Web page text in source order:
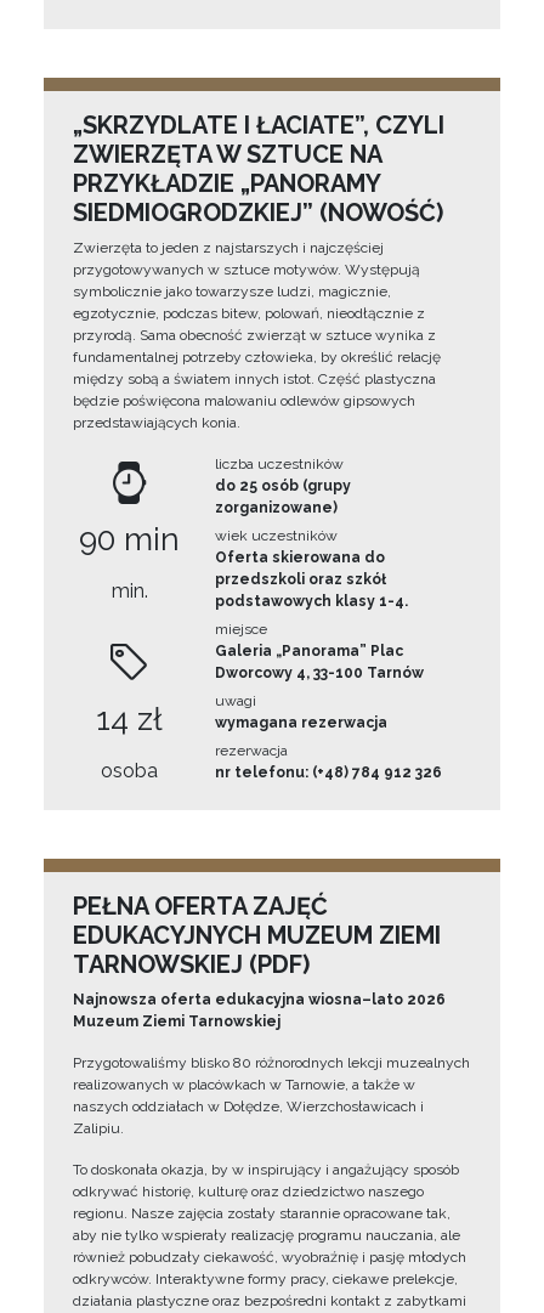
„SKRZYDLATE I ŁACIATE”, CZYLI
ZWIERZĘTA W SZTUCE NA
PRZYKŁADZIE „PANORAMY
SIEDMIOGRODZKIEJ” (NOWOŚĆ)
Zwierzęta to jeden z najstarszych i najczęściej
przygotowywanych w sztuce motywów. Występują
symbolicznie jako towarzysze ludzi, magicznie,
egzotycznie, podczas bitew, polowań, nieodłącznie z
przyrodą. Sama obecność zwierząt w sztuce wynika z
fundamentalnej potrzeby człowieka, by określić relację
między sobą a światem innych istot. Część plastyczna
będzie poświęcona malowaniu odlewów gipsowych
przedstawiających konia.
90 min
min.
14 zł
osoba
liczba uczestników
do 25 osób (grupy
zorganizowane)
wiek uczestników
Oferta skierowana do
przedszkoli oraz szkół
podstawowych klasy 1-4.
miejsce
Galeria „Panorama” Plac
Dworcowy 4, 33-100 Tarnów
uwagi
wymagana rezerwacja
rezerwacja
nr telefonu: (+48) 784 912 326
PEŁNA OFERTA ZAJĘĆ
EDUKACYJNYCH MUZEUM ZIEMI
TARNOWSKIEJ (PDF)
Najnowsza oferta edukacyjna wiosna–lato 2026
Muzeum Ziemi Tarnowskiej
Przygotowaliśmy blisko 80 różnorodnych lekcji muzealnych
realizowanych w placówkach w Tarnowie, a także w
naszych oddziałach w Dołędze, Wierzchosławicach i
Zalipiu.
To doskonała okazja, by w inspirujący i angażujący sposób
odkrywać historię, kulturę oraz dziedzictwo naszego
regionu. Nasze zajęcia zostały starannie opracowane tak,
aby nie tylko wspierały realizację programu nauczania, ale
również pobudzały ciekawość, wyobraźnię i pasję młodych
odkrywców. Interaktywne formy pracy, ciekawe prelekcje,
działania plastyczne oraz bezpośredni kontakt z zabytkami